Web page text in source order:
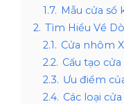
1.7. Mẫu cửa
2. Tìm Hiểu Về
2.1. Cửa nhôm
2.2. Cấu tạo
2.3. Ưu điểm
2.4. Các loại